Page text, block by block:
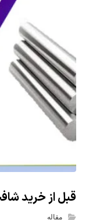
قبل از خرید
مقاله